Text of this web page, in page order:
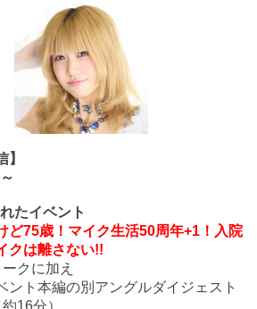
】
たイベント
ど75歳！マイク生活50周年+1！入院
クは離さない!!
クに加え
ント本編の別アングルダイジェスト
16分）